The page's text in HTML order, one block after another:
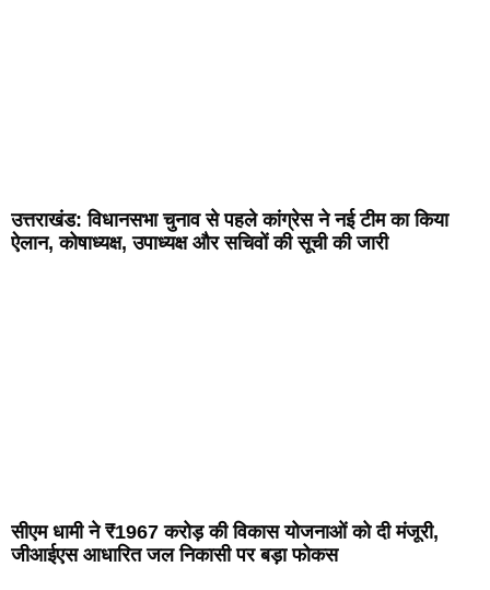
उत्तराखंड: विधानसभा चुनाव से पहले कांग्रेस ने नई टीम का किया
ऐलान, कोषाध्यक्ष, उपाध्यक्ष और सचिवों की सूची की जारी
सीएम धामी ने ₹1967 करोड़ की विकास योजनाओं को दी मंजूरी,
जीआईएस आधारित जल निकासी पर बड़ा फोकस